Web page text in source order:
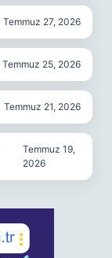
Temmuz 27, 2026
Temmuz 25, 2026
Temmuz 21, 2026
Temmuz 19,
2026